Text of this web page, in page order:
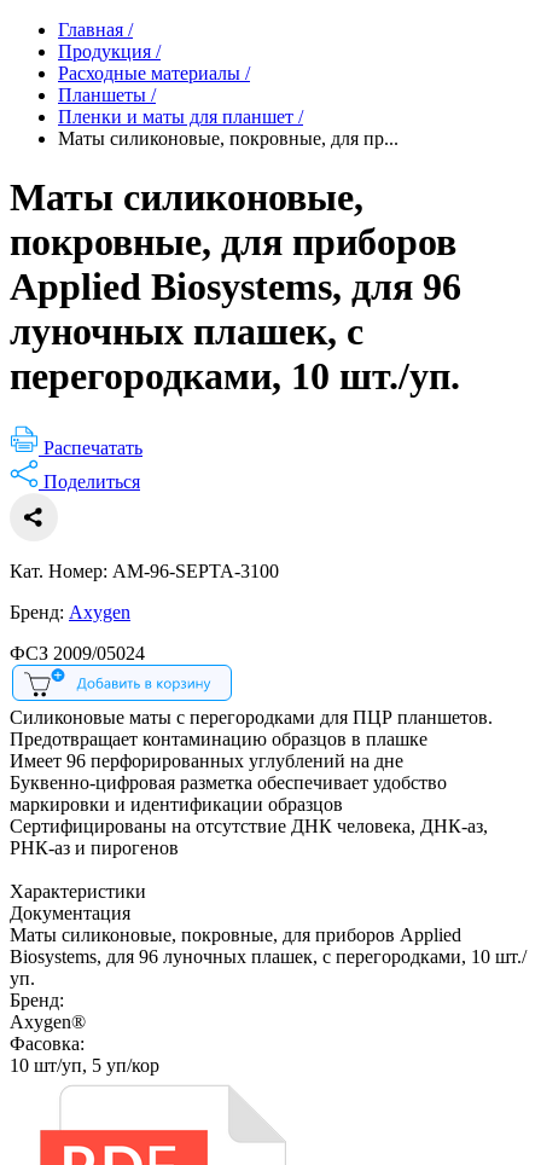
Главная /
Продукция /
Расходные материалы /
Планшеты /
Пленки и маты для планшет /
Маты силиконовые, покровные, для пр...
Маты силиконовые,
покровные, для приборов
Applied Biosystems, для 96
луночных плашек, с
перегородками, 10 шт./уп.
Распечатать
Поделиться
Кат. Номер: AM-96-SEPTA-3100
Бренд: Axygen
ФСЗ 2009/05024
Силиконовые маты с перегородками для ПЦР планшетов.
Предотвращает контаминацию образцов в плашке
Имеет 96 перфорированных углублений на дне
Буквенно-цифровая разметка обеспечивает удобство
маркировки и идентификации образцов
Сертифицированы на отсутствие ДНК человека, ДНК-аз,
РНК-аз и пирогенов
Характеристики
Документация
Маты силиконовые, покровные, для приборов Applied
Biosystems, для 96 луночных плашек, с перегородками, 10 шт./
уп.
Бренд:
Axygen®
Фасовка:
10 шт/уп, 5 уп/кор